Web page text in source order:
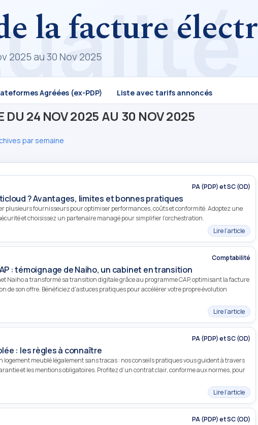
la facture
2025 au 30 Nov 2025
Agréées (ex-PDP) Liste avec tarifs annoncés
DU 24 NOV 2025 AU 30 NOV 2025
par semaine
PA (PDP) et SC (OD)
? Avantages, limites et bonnes pratiques
plusieurs fournisseurs pour optimiser performances, coûts et conformité. Adoptez une
et choisissez un partenaire managé pour simplifier l’orchestration.
Lire l’article
Comptabilité
: témoignage de Naiho, un cabinet en transition
Naiho a transformé sa transition digitale grâce au programme CAP, optimisant la facture
de son offre. Bénéficiez d'astuces pratiques pour accélérer votre propre évolution
Lire l’article
PA (PDP) et SC (OD)
: les règles à connaître
logement meublé légalement sans tracas : nos conseils pratiques vous guident à travers
et les mentions obligatoires. Profitez d’un contrat clair, conforme aux normes, pour
Lire l’article
PA (PDP) et SC (OD)